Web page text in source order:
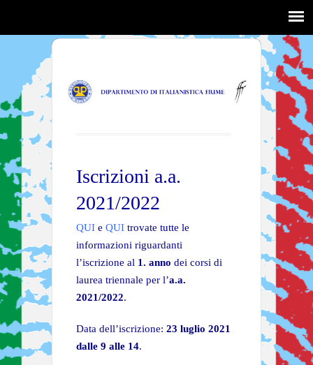
Iscrizioni a.a.
2021/2022
QUI e QUI trovate tutte le
informazioni riguardanti
l’iscrizione al 1. anno dei corsi di
laurea triennale per l’a.a.
2021/2022.
Data dell’iscrizione: 23 luglio 2021
dalle 9 alle 14.